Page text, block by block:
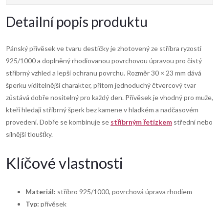
Detailní popis produktu
Pánský přívěsek ve tvaru destičky je zhotovený ze stříbra ryzosti
925/1000 a doplněný rhodiovanou povrchovou úpravou pro čistý
stříbrný vzhled a lepší ochranu povrchu. Rozměr 30 × 23 mm dává
šperku viditelnější charakter, přitom jednoduchý čtvercový tvar
zůstává dobře nositelný pro každý den. Přívěsek je vhodný pro muže,
kteří hledají stříbrný šperk bez kamene v hladkém a nadčasovém
provedení. Dobře se kombinuje se stříbrným řetízkem střední nebo
silnější tloušťky.
Klíčové vlastnosti
Materiál: stříbro 925/1000, povrchová úprava rhodiem
Typ: přívěsek